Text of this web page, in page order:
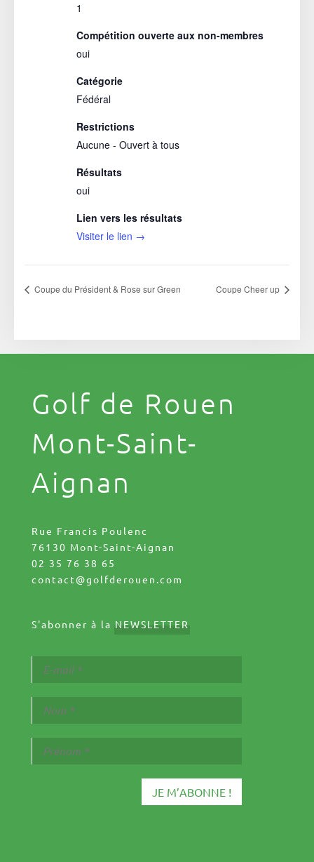
1
Compétition ouverte aux non-membres
oui
Catégorie
Fédéral
Restrictions
Aucune - Ouvert à tous
Résultats
oui
Lien vers les résultats
Visiter le lien →
Coupe du Président & Rose sur Green Coupe Cheer up
Golf de Rouen
Mont-Saint-
Aignan
Rue Francis Poulenc
76130 Mont-Saint-Aignan
02 35 76 38 65
contact@golfderouen.com
S'abonner à la NEWSLETTER